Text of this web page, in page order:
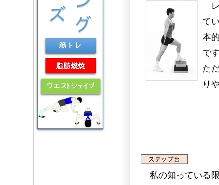
レ
て
本
で
た
り
私の知っている